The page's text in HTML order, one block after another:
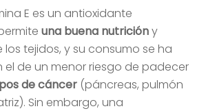
E es un antioxidante
una buena nutricióny
tejidos, y su consumo se ha
de un menor riesgo de padecer
de cáncer (páncreas, pulmón
Sin embargo, una